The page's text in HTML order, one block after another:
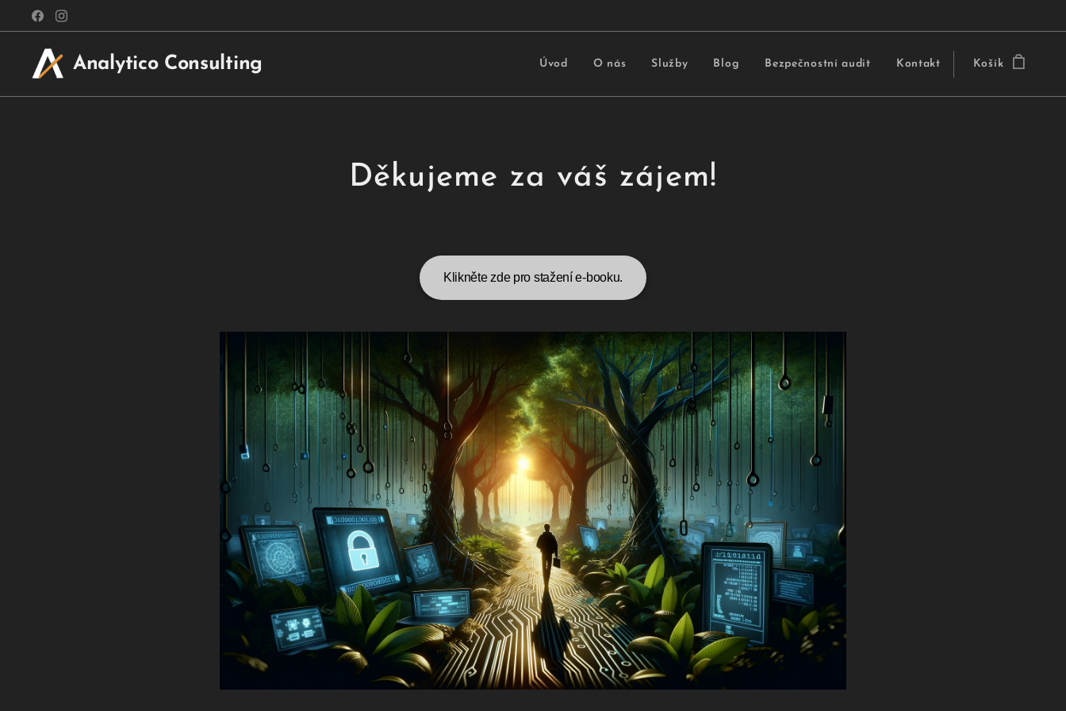
Analytico Consulting Úvod O nás Služby Blog Bezpečnostní audit Kontakt Košík
Děkujeme za váš zájem!
Klikněte zde pro stažení e-booku.